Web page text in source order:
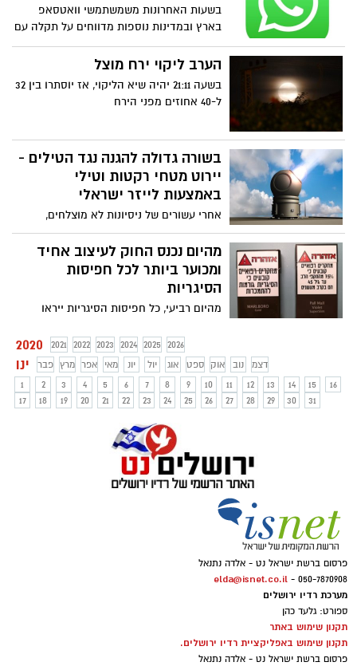
בגובה של עשרות מטרים, נשמר בסוד עד היום
כי הוא נמצא בשטחי הזיכיון של מפעלי ים
מדריכי הטיולים הוותיקים ביותר לא שמעו על
הנהר למרות שעברו במקום מאות פעמים
והיום הם בהלם לגלות שבכלל קיים מקום כזה
בשעות האחרונות משמשתמשי וואטסאפ
בארץ ובמדינות נוספות מדווחים על תקלה עם
שליחת מדיה באפליקציה - בעוד שאין קושי
בשליחת הודעות טקסט רגילות, לא ניתן
הערב ליקוי ירח מוצל
בשעה 21:11 יהיה שיא הליקוי, אז יוסתרו בין 32
ל-40 אחוזים מפני הירח
בשורה גדולה להגנה נגד הטילים -
יירוט מטחי רקטות וטילי
באמצעות לייזר ישראלי
אחרי עשורים של ניסיונות לא מוצלחים,
פריצת דרך ישראלית בפיתוח לייזר ליירוט
טילים ורקטות באמצעות אלומות לייזר
שתופק מחשמל ובעלות של דולרים בודדים
הביטחון מצהירים - פרויקט הלייזר יהפוך את
ומתקדמת יותר. מדובר בנדבך משמעותי
בביצור ביטחון מדינת ישראל. לצד כלי
המלחמה הקיימים.
מהיום נכנס החוק לעיצוב אחיד
ומכוער ביותר לכל חפיסות
הסיגריות
מהיום רביעי, כל חפיסות הסיגריות ייראו
והעיצוב יהיה זהה לכל חפיסות ואריזות מוצרי
עישון, ביניהם סיגריות טבק, סיגריות
אלקטרוניות, נוזלי מילוי וטבק נרגילה. מדוע
דווקא הצבע החום כהה? כי הוא המכוער
והדוחה ביותר לפי דעת מעצבים.
2020 2021 2022 2023 2024 2025 2026
ינו פבר מרץ אפר מאי יונ יול אוג ספט אוק נוב
דצמ
1
2 3 4 5 6 7 8 9 10 11 12 13 14 15
16
17
18 19 20 21 22 23 24 25 26 27 28 29 30 31
פרסום ברשת ישראל נט - אלדה נתנאל
050-7870908 -
elda@isnet.co.il
מערכת רדיו ירושלים
ספורט: גלעד כהן
תקנון שימוש באתר
תקנון שימוש באפליקציית רדיו ירושלים.
פרסום ברשת ישראל נט - אלדה נתנאל